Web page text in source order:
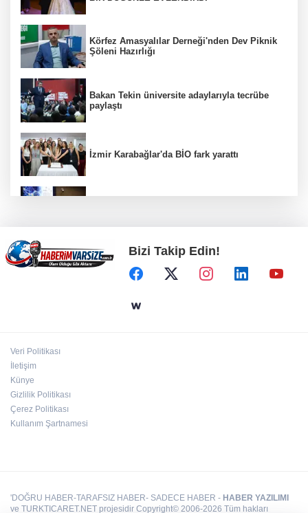
Körfez Amasyalılar Derneği'nden Dev Piknik
Şöleni Hazırlığı
Bakan Tekin üniversite adaylarıyla tecrübe
paylaştı
İzmir Karabağlar'da BİO fark yarattı
Ankara Keçiören'de Yaz Kur'an kurslarına
ikram desteği
Bizi Takip Edin!
Veri Politikası
İletişim
Künye
Gizlilik Politikası
Çerez Politikası
Kullanım Şartnamesi
'DOĞRU HABER-TARAFSIZ HABER- SADECE HABER - HABER YAZILIMI
ve TURKTICARET.NET projesidir Copyright© 2006-2026 Tüm hakları